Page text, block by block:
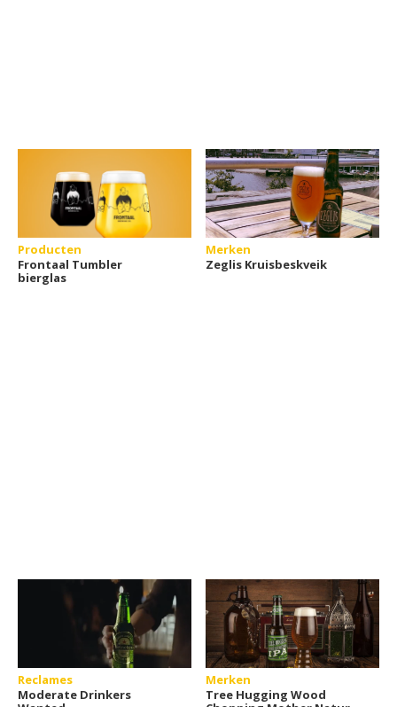
Producten
Frontaal Tumbler
bierglas
Merken
Zeglis Kruisbeskveik
Reclames
Moderate Drinkers
Merken
Tree Hugging Wood